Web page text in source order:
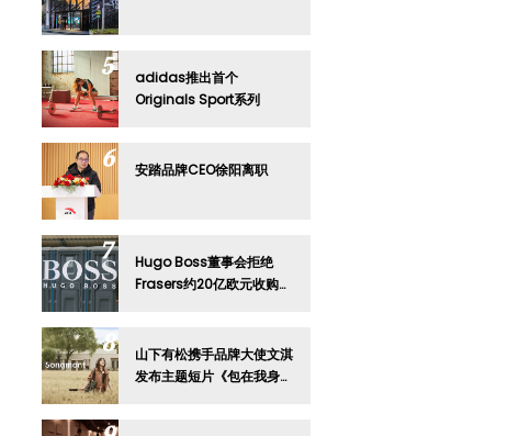
adidas推出首个
Originals Sport系列
安踏品牌CEO徐阳离职
Hugo Boss董事会拒绝
Frasers约20亿欧元收购要
山下有松携手品牌大使文淇
发布主题短片《包在我身